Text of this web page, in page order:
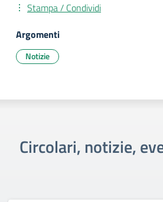
Stampa / Condividi
Argomenti
Notizie
Circolari, notizie,